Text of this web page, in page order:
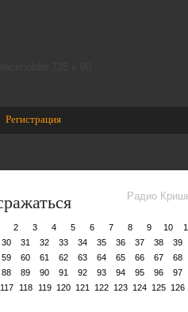
Регистрация
Радио
2 3 4 5 6 7 8 9 10
30 31 32 33 34 35 36 37 38 39
59 60 61 62 63 64 65 66 67 68
88 89 90 91 92 93 94 95 96 97
117 118 119 120 121 122 123 124 125 126